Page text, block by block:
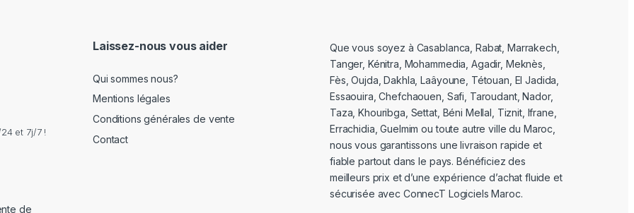
et 7j/7 !
de
Laissez-nous vous aider
Qui sommes nous?
Mentions légales
Conditions générales de vente
Contact
Que vous soyez à Casablanca, Rabat, Marrakech,
Tanger, Kénitra, Mohammedia, Agadir, Meknès,
Fès, Oujda, Dakhla, Laâyoune, Tétouan, El Jadida,
Essaouira, Chefchaouen, Safi, Taroudant, Nador,
Taza, Khouribga, Settat, Béni Mellal, Tiznit, Ifrane,
Errachidia, Guelmim ou toute autre ville du Maroc,
nous vous garantissons une livraison rapide et
fiable partout dans le pays. Bénéficiez des
meilleurs prix et d’une expérience d’achat fluide et
sécurisée avec ConnecT Logiciels Maroc.